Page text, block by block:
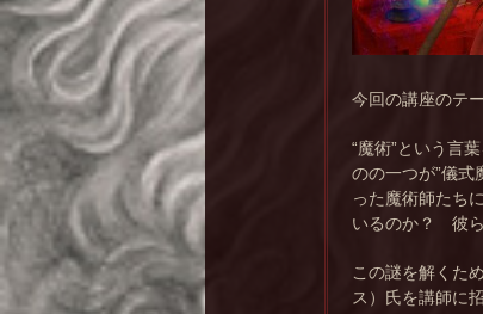
今回の講座のテ
“魔術”という言
のの一つが”儀式
った魔術師たち
いるのか？ 彼
この謎を解くた
ス）氏を講師に